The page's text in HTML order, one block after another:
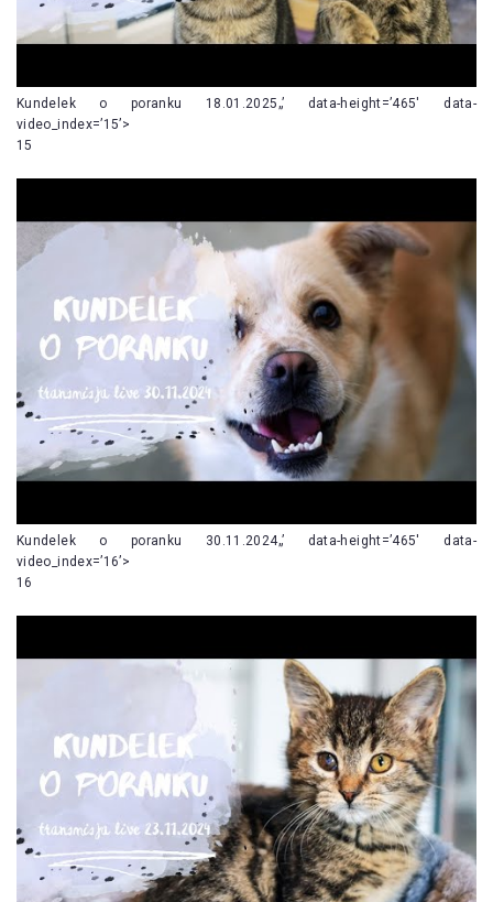
Kundelek o poranku 18.01.2025„’ data-height=’465′ data-
video_index=’15’>
15
Kundelek o poranku 30.11.2024„’ data-height=’465′ data-
video_index=’16’>
16